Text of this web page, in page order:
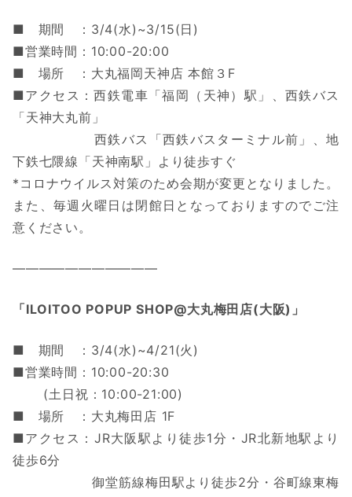
■ 期間 ：3/4(水)~3/15(日)
■営業時間：10:00-20:00
■ 場所 ：大丸福岡天神店 本館３F
■アクセス：西鉄電車「福岡（天神）駅」、西鉄バス
「天神大丸前」
西鉄バス「西鉄バスターミナル前」、地
下鉄七隈線「天神南駅」より徒歩すぐ
*コロナウイルス対策のため会期が変更となりました。
また、毎週火曜日は閉館日となっておりますのでご注
意ください。
———————————
「ILOITOO POPUP SHOP@大丸梅田店(大阪)」
■ 期間 ：3/4(水)~4/21(火)
■営業時間：10:00-20:30
(土日祝：10:00-21:00)
■ 場所 ：大丸梅田店 1F
■アクセス：JR大阪駅より徒歩1分・JR北新地駅より
徒歩6分
御堂筋線梅田駅より徒歩2分・谷町線東梅